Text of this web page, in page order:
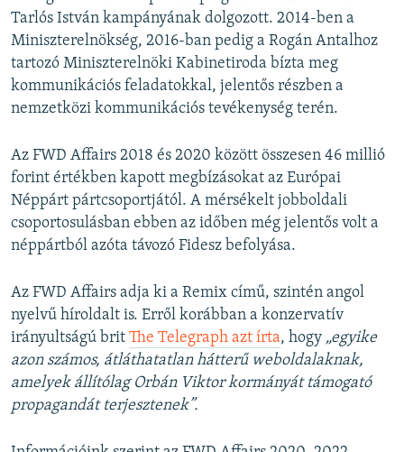
Tarlós István kampányának dolgozott. 2014-ben a
Miniszterelnökség, 2016-ban pedig a Rogán Antalhoz
tartozó Miniszterelnöki Kabinetiroda bízta meg
kommunikációs feladatokkal, jelentős részben a
nemzetközi kommunikációs tevékenység terén.
Az FWD Affairs 2018 és 2020 között összesen 46 millió
forint értékben kapott megbízásokat az Európai
Néppárt pártcsoportjától. A mérsékelt jobboldali
csoportosulásban ebben az időben még jelentős volt a
néppártból azóta távozó Fidesz befolyása.
Az FWD Affairs adja ki a Remix című, szintén angol
nyelvű híroldalt is. Erről korábban a konzervatív
irányultságú brit The Telegraph azt írta, hogy „egyike
azon számos, átláthatatlan hátterű weboldalaknak,
amelyek állítólag Orbán Viktor kormányát támogató
propagandát terjesztenek”.